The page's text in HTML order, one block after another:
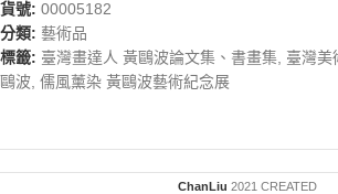
貨號: 00005182
分類: 藝術品
標籤: 臺灣畫達人 黃鷗波論文集、書畫集 臺灣美
鷗波 儒風薰染 黃鷗波藝術紀念展
ChanLiu 2021 CREATED